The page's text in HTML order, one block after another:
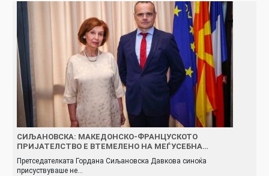
СИЉАНОВСКА: МАКЕДОНСКО-ФРАНЦУСКОТО
ПРИЈАТЕЛСТВО Е ВТЕМЕЛЕНО НА МЕЃУСЕБНА…
Претседателката Гордана Сиљановска Давкова синоќа
присуствуваше не…